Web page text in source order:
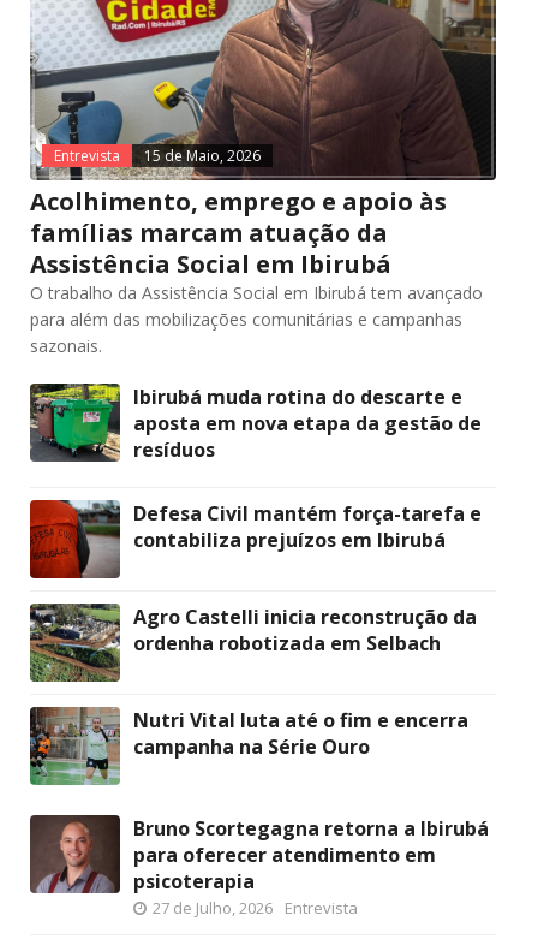
Entrevista 15 de Maio, 2026
Acolhimento, emprego e apoio às
famílias marcam atuação da
Assistência Social em Ibirubá
O trabalho da Assistência Social em Ibirubá tem avançado
para além das mobilizações comunitárias e campanhas
sazonais.
Ibirubá muda rotina do descarte e
aposta em nova etapa da gestão de
resíduos
Defesa Civil mantém força-tarefa e
contabiliza prejuízos em Ibirubá
Agro Castelli inicia reconstrução da
ordenha robotizada em Selbach
Nutri Vital luta até o fim e encerra
campanha na Série Ouro
Bruno Scortegagna retorna a Ibirubá
para oferecer atendimento em
psicoterapia
27 de Julho, 2026 Entrevista